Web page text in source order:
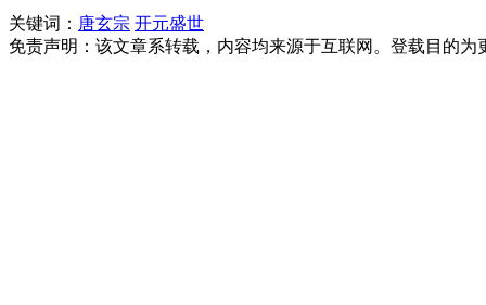
关键词： 唐玄宗 开元盛世
免责声明：该文章系转载，内容均来源于互联网。登载目的